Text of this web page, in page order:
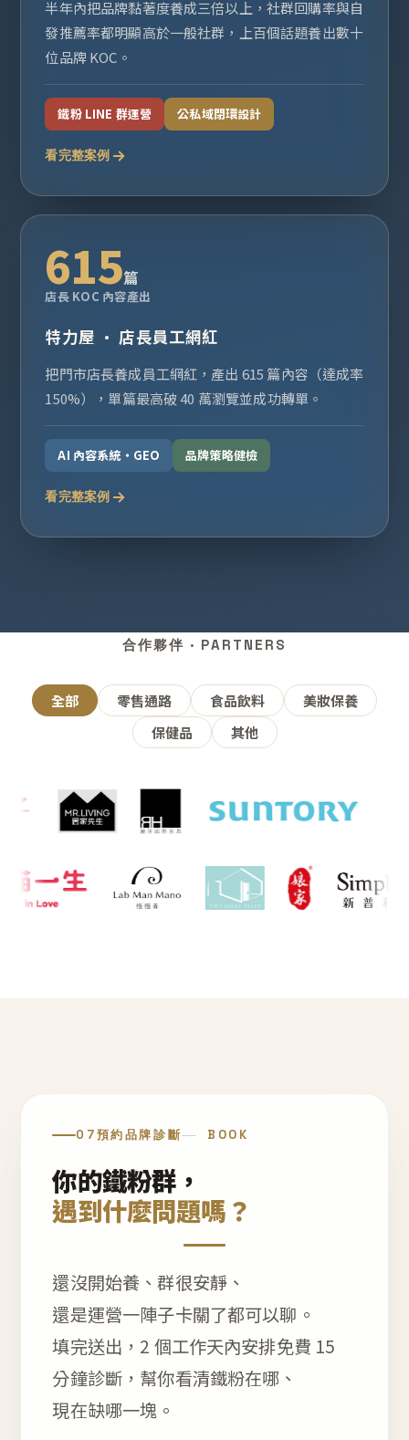
半年內把品牌黏著度養成三倍以上，社群回購率與自
發推薦率都明顯高於一般社群，上百個話題養出數十
位品牌 KOC。
鐵粉 LINE 群運營 公私域閉環設計
看完整案例
615篇
店長 KOC 內容產出
特力屋 · 店長員工網紅
把門市店長養成員工網紅，產出 615 篇內容（達成率
150%），單篇最高破 40 萬瀏覽並成功轉單。
AI 內容系統・GEO 品牌策略健檢
看完整案例
合作夥伴 · PARTNERS
全部 零售通路 食品飲料
美妝保養
保健品
其他
07預約品牌診斷 BOOK
你的鐵粉群，
遇到什麼問題嗎？
還沒開始養、群很安靜、
還是運營一陣子卡關了都可以聊。
填完送出，2 個工作天內安排免費 15
分鐘診斷，幫你看清鐵粉在哪、
現在缺哪一塊。